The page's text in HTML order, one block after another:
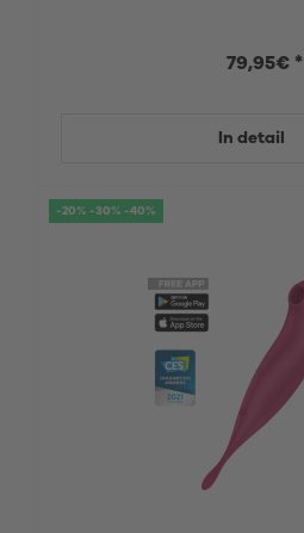
79,95€ *
In detail
-20% -30% -40%